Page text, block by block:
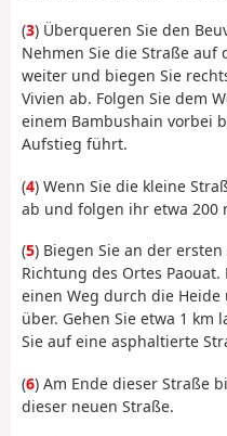
(3) Überqueren Sie den
Nehmen Sie die Straße auf
weiter und biegen Sie
Vivien ab. Folgen Sie dem
einem Bambushain vorbei
Aufstieg führt.
(4) Wenn Sie die kleine
ab und folgen ihr etwa 200
(5) Biegen Sie an der
Richtung des Ortes
einen Weg durch die
über. Gehen Sie etwa 1 km
Sie auf eine asphaltierte
(6) Am Ende dieser Straße
dieser neuen Straße.